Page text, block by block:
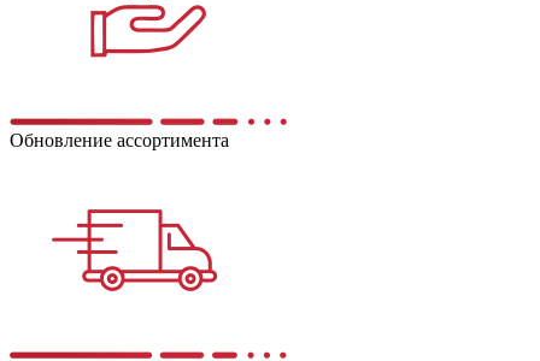
Обновление ассортимента